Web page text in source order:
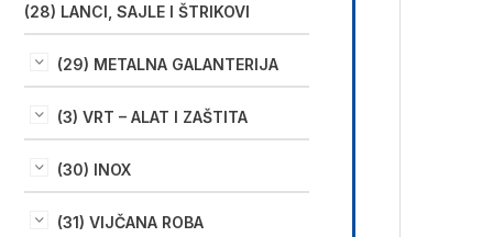
(28) LANCI, SAJLE I ŠTRIKOVI
(29) METALNA GALANTERIJA
(3) VRT – ALAT I ZAŠTITA
(30) INOX
(31) VIJČANA ROBA